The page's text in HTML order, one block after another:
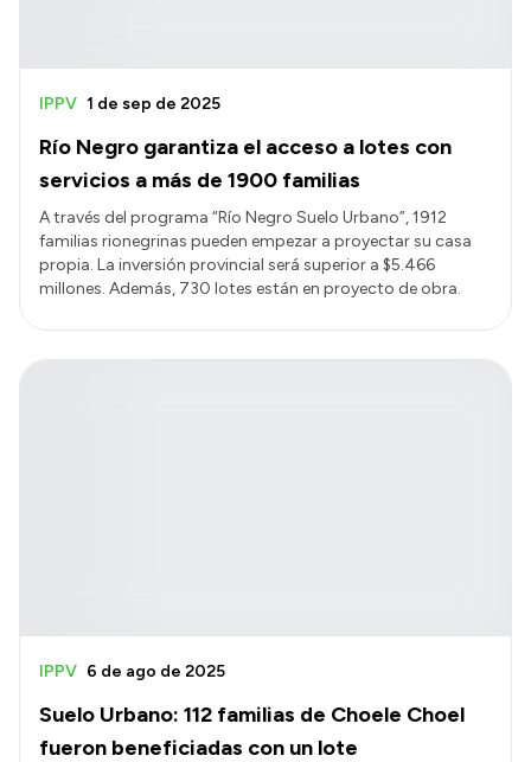
Río Negro garantiza el acceso a lotes con
servicios a más de 1900 familias
IPPV 1 de sep de 2025
A través del programa “Río Negro Suelo Urbano”, 1912
familias rionegrinas pueden empezar a proyectar su casa
propia. La inversión provincial será superior a $5.466
millones. Además, 730 lotes están en proyecto de obra.
Suelo Urbano: 112 familias de Choele Choel
fueron beneficiadas con un lote
IPPV 6 de ago de 2025